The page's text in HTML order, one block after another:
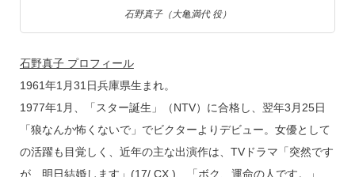
石野真子（大亀満代 役）
石野真子 プロフィール
1961年1月31日兵庫県生まれ。
1977年1月、「スター誕生」（NTV）に合格し、翌年3月25日
「狼なんか怖くないで」でビクターよりデビュー。女優として
の活躍も目覚しく、近年の主な出演作は、TVドラマ「突然です
が、明日結婚します」(17/ CX )、「ボク、運命の人です。」